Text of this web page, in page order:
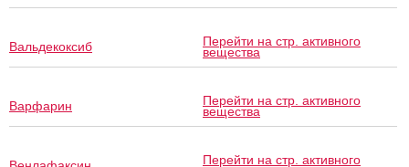
Вальдекоксиб Перейти на стр. активного
вещества
Варфарин Перейти на стр. активного
вещества
Перейти на стр. активного